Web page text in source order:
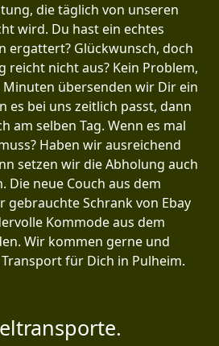
die täglich von unseren
wird. Du hast ein echtes
ergattert? Glückwunsch, doch
reicht nicht aus? Kein Problem,
übersenden wir Dir ein
es bei uns zeitlich passt, dann
am selben Tag. Wenn es mal
Haben wir ausreichend
setzen wir die Abholung auch
Die neue Couch aus dem
gebrauchte Schrank von Ebay
Kommode aus dem
Wir kommen gerne und
für Dich in Pulheim.